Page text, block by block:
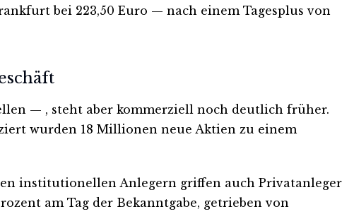
bei 223,50 Euro — nach einem Tagesplus von
— , steht aber kommerziell noch deutlich früher.
wurden 18 Millionen neue Aktien zu einem
institutionellen Anlegern griffen auch Privatanleger
am Tag der Bekanntgabe, getrieben von